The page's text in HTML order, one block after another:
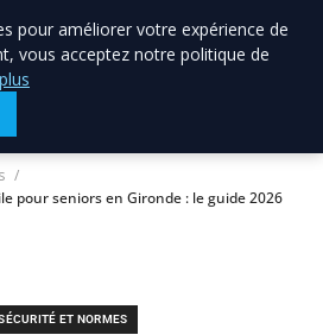
pour seniors en Gironde : le guide 2026
ET NORMES
pour améliorer votre expérience de
vous acceptez notre politique de